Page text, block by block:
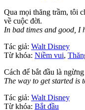
Qua mọi thăng trầm, tôi
về cuộc đời.
In bad times and good, I
Tác giả: Walt Disney
Từ khóa: Niềm vui,
Cách để bắt đầu là
The way to get started is
Tác giả: Walt Disney
Từ khóa: Bắt đầu